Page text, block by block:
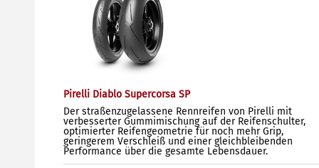
Pirelli Diablo Supercorsa SP
Der straßenzugelassene Rennreifen von Pirelli mit
verbesserter Gummimischung auf der Reifenschulter,
optimierter Reifengeometrie für noch mehr Grip,
geringerem Verschleiß und einer gleichbleibenden
Performance über die gesamte Lebensdauer.